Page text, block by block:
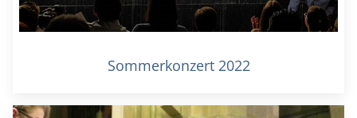
Sommerkonzert 2022